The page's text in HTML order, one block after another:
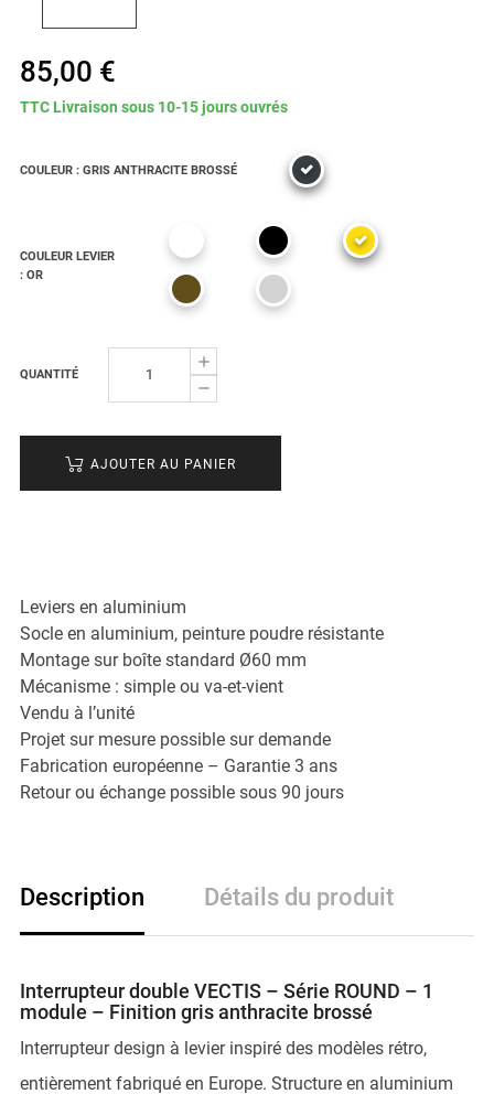
85,00 €
TTC Livraison sous 10-15 jours ouvrés
COULEUR : GRIS ANTHRACITE BROSSÉ
COULEUR LEVIER
: OR
QUANTITÉ
AJOUTER AU PANIER
Leviers en aluminium
Socle en aluminium, peinture poudre résistante
Montage sur boîte standard Ø60 mm
Mécanisme : simple ou va-et-vient
Vendu à l’unité
Projet sur mesure possible sur demande
Fabrication européenne – Garantie 3 ans
Retour ou échange possible sous 90 jours
Description Détails du produit
Interrupteur double VECTIS – Série ROUND – 1
module – Finition gris anthracite brossé
Interrupteur design à levier inspiré des modèles rétro,
entièrement fabriqué en Europe. Structure en aluminium